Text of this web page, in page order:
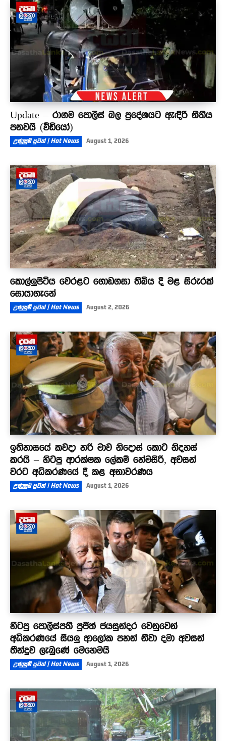
Update – රාගම පොලිස් බල ප්‍රදේශයට ඇඳිරි නීතිය
පනවයි (වීඩියෝ)
උණුසුම් පුවත් | Hot News August 1, 2026
කොල්ලුපිටිය වෙරළට ගොඩගසා තිබිය දී මළ සිරුරක්
සොයාගැනේ
උණුසුම් පුවත් | Hot News August 2, 2026
ඉතිහාසයේ කවදා හරි මාව නිදොස් කොට නිදහස්
කරයි – හිටපු ආරක්ෂක ලේකම් හේමසිරි, අවසන්
වරට අධිකරණයේ දී කළ අනාවරණය
උණුසුම් පුවත් | Hot News August 1, 2026
හිටපු පොලිස්පති පූජිත් ජයසුන්දර වෙනුවෙන්
අධිකරණයේ සියලු ආලෝක පහන් නිවා දමා අවසන්
තීන්දුව ලැබුණේ මෙහෙමයි
උණුසුම් පුවත් | Hot News August 1, 2026